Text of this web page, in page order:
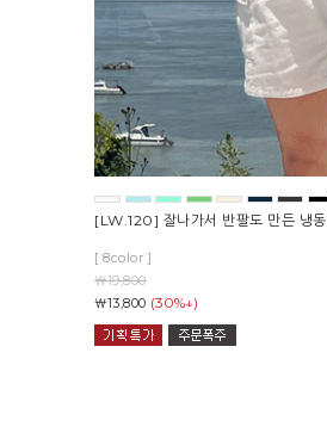
[LW.120] 잘나가서 반팔도 만든 냉
[ 8color ]
￦19,800
￦13,800 (30%↓)